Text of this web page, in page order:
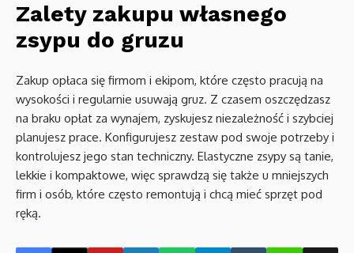
Zalety zakupu własnego
zsypu do gruzu
Zakup opłaca się firmom i ekipom, które często pracują na
wysokości i regularnie usuwają gruz. Z czasem oszczędzasz
na braku opłat za wynajem, zyskujesz niezależność i szybciej
planujesz prace. Konfigurujesz zestaw pod swoje potrzeby i
kontrolujesz jego stan techniczny. Elastyczne zsypy są tanie,
lekkie i kompaktowe, więc sprawdzą się także u mniejszych
firm i osób, które często remontują i chcą mieć sprzęt pod
ręką.